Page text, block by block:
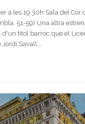
a les 19.30h Sala del Cor
51-59) Una altra
d'un títol barroc que el
Savall:…